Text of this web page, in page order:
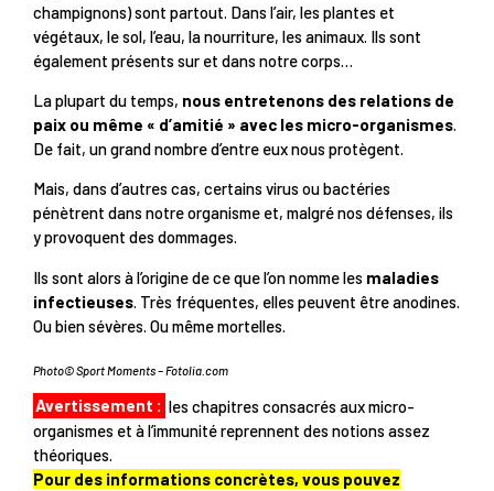
champignons) sont partout. Dans l’air, les plantes et
végétaux, le sol, l’eau, la nourriture, les animaux. Ils sont
également présents sur et dans notre corps…
La plupart du temps, nous entretenons des relations de
paix ou même « d’amitié » avec les micro-organismes.
De fait, un grand nombre d’entre eux nous protègent.
Mais, dans d’autres cas, certains virus ou bactéries
pénètrent dans notre organisme et, malgré nos défenses, ils
y provoquent des dommages.
Ils sont alors à l’origine de ce que l’on nomme les maladies
infectieuses. Très fréquentes, elles peuvent être anodines.
Ou bien sévères. Ou même mortelles.
Photo© Sport Moments – Fotolia.com
Avertissement : les chapitres consacrés aux micro-
organismes et à l’immunité reprennent des notions assez
théoriques.
Pour des informations concrètes, vous pouvez